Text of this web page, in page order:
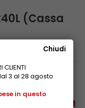
Chiudi
CLIENTI
3 al 28 agosto
in questo
(Cassa
scanalatura 10